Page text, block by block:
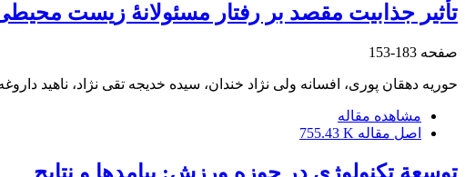
تأثیر جذابیت مقصد بر رفتار مسئولانۀ زیست
صفحه 183-153
حوریه دهقان پوری، افسانه ولی نژاد خندان، سیده خدیجه تقی نژاد، ناهید
مشاهده مقاله
اصل مقاله 755.43 K